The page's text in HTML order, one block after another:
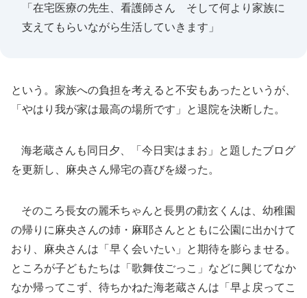
「在宅医療の先生、看護師さん そして何より家族に
支えてもらいながら生活していきます」
という。家族への負担を考えると不安もあったというが、
「やはり我が家は最高の場所です」と退院を決断した。
海老蔵さんも同日夕、「今日実はまお」と題したブログ
を更新し、麻央さん帰宅の喜びを綴った。
そのころ長女の麗禾ちゃんと長男の勸玄くんは、幼稚園
の帰りに麻央さんの姉・麻耶さんとともに公園に出かけて
おり、麻央さんは「早く会いたい」と期待を膨らませる。
ところが子どもたちは「歌舞伎ごっこ」などに興じてなか
なか帰ってこず、待ちかねた海老蔵さんは「早よ戻ってこ